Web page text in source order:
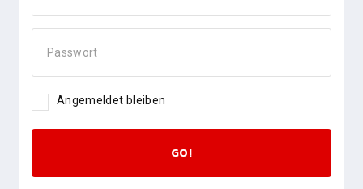
Passwort
Angemeldet bleiben
GO!